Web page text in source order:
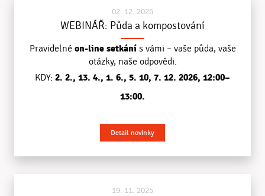
02. 12. 2025
WEBINÁŘ: Půda a kompostování
Pravidelné on-line setkánís vámi – vaše půda, vaše
otázky, naše odpovědi.
KDY: 2. 2., 13. 4., 1. 6., 5. 10, 7. 12. 2026, 12:00–
13:00.
Detail novinky
19. 11. 2025